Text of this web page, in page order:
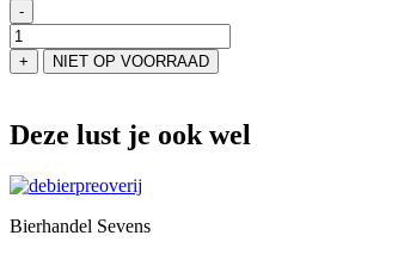
-
Verona
Hoppy
Helles
+ NIET OP VOORRAAD
Deze lust je ook wel
Bierhandel Sevens